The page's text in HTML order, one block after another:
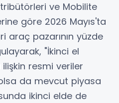
ve Mobilite
göre 2026 Mayıs'ta
pazarının yüzde
"İkinci el
resmi veriler
da mevcut piyasa
ikinci elde de